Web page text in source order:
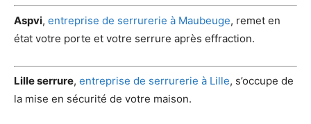
Aspvi, entreprise de serrurerie à Maubeuge, remet en
état votre porte et votre serrure après effraction.
Lille serrure, entreprise de serrurerie à Lille, s’occupe de
la mise en sécurité de votre maison.